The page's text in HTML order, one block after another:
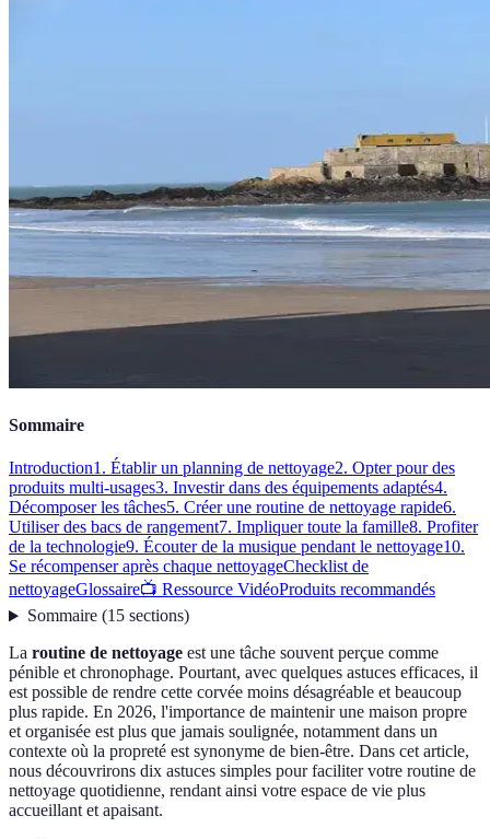
Sommaire
Introduction1. Établir un planning de nettoyage2. Opter pour des
produits multi-usages3. Investir dans des équipements adaptés4.
Décomposer les tâches5. Créer une routine de nettoyage rapide6.
Utiliser des bacs de rangement7. Impliquer toute la famille8. Profiter
de la technologie9. Écouter de la musique pendant le nettoyage10.
Se récompenser après chaque nettoyageChecklist de
nettoyageGlossaire📺 Ressource VidéoProduits recommandés
Sommaire(15 sections)
La routine de nettoyage est une tâche souvent perçue comme
pénible et chronophage. Pourtant, avec quelques astuces efficaces, il
est possible de rendre cette corvée moins désagréable et beaucoup
plus rapide. En 2026, l'importance de maintenir une maison propre
et organisée est plus que jamais soulignée, notamment dans un
contexte où la propreté est synonyme de bien-être. Dans cet article,
nous découvrirons dix astuces simples pour faciliter votre routine de
nettoyage quotidienne, rendant ainsi votre espace de vie plus
accueillant et apaisant.